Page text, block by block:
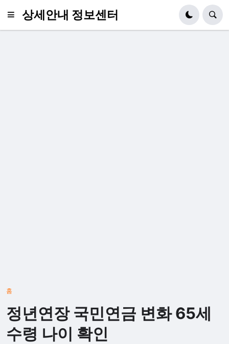
상세안내 정보센터
홈
정년연장 국민연금 변화 65세
수령 나이 확인